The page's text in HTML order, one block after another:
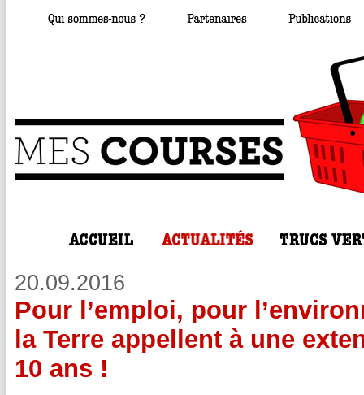
20.09.2016
Pour l’emploi, pour
la Terre appellent à une
10 ans !